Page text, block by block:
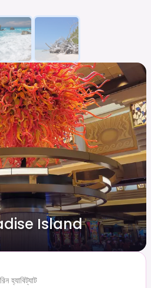
Island
হ্যাবিট্যাট